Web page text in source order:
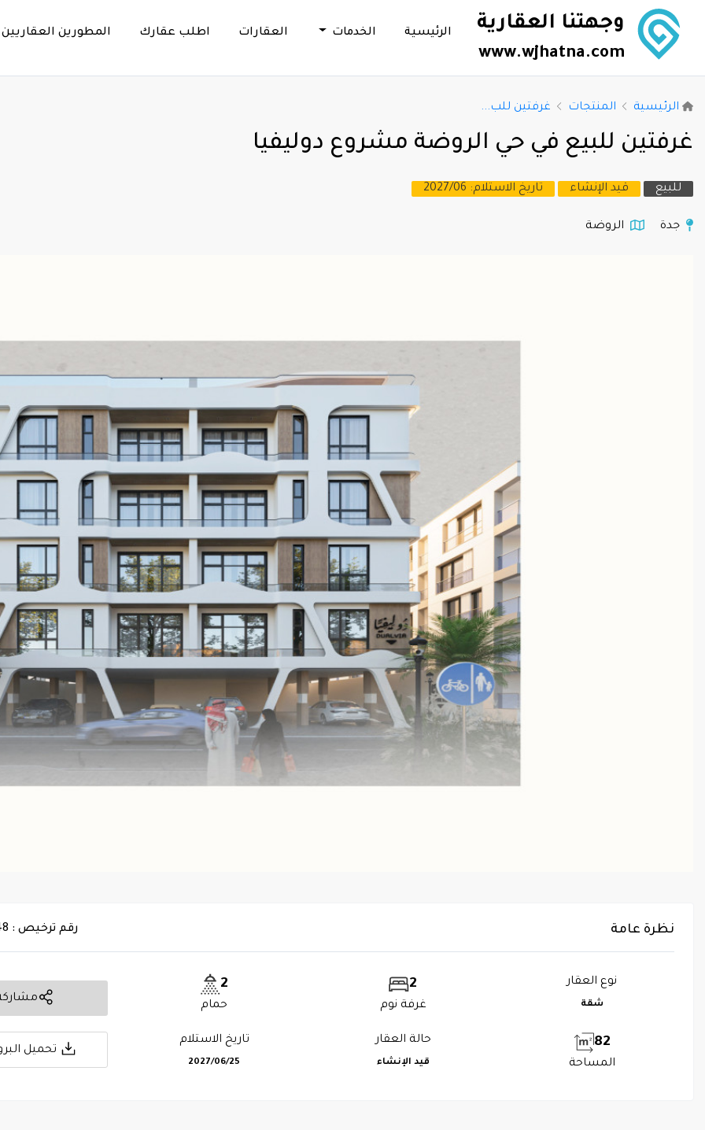
وجهتنا العقارية
www.wjhatna.com
الرئيسية الخدمات العقارات اطلب عقارك المطورين العقاريين
الرئيسية المنتجات غرفتين للب...
غرفتين للبيع في حي الروضة مشروع دوليفيا
للبيع قيد الإنشاء تاريخ الاستلام: 2027/06
جدة الروضة
نظرة عامة رقم ترخيص : 7200666748
نوع العقار
شقة
2
غرفة نوم
2
حمام
82
المساحة
حالة العقار
قيد الإنشاء
تاريخ الاستلام
2027/06/25
تحميل